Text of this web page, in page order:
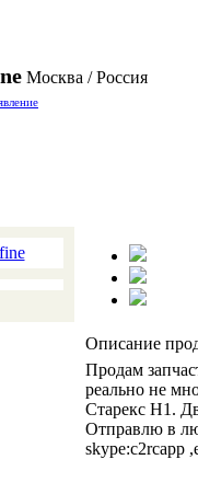
Москва / Россия
Описание
Продам
реально не
Старекс Н1.
Отправлю в
skype:c2rcapp